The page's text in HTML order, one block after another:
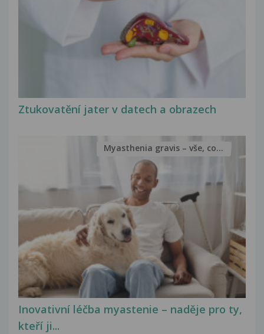
Ztukovatění jater v datech a obrazech
Inovativní léčba myastenie – naděje pro ty,
kteří ji...
Myasthenia gravis – vše, co...